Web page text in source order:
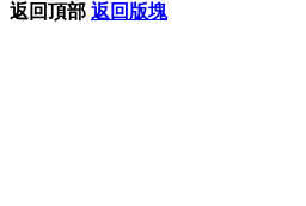
返回頂部 返回版塊